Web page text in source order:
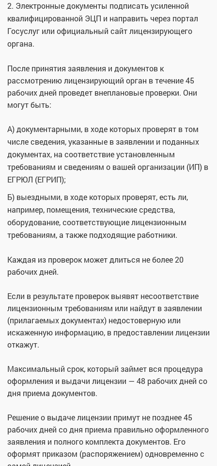
2. Электронные документы подписать усиленной
квалифицированной ЭЦП и направить через портал
Госуслуг или официальный сайт лицензирующего
органа.
После принятия заявления и документов к
рассмотрению лицензирующий орган в течение 45
рабочих дней проведет внеплановые проверки. Они
могут быть:
А) документарными, в ходе которых проверят в том
числе сведения, указанные в заявлении и поданных
документах, на соответствие установленным
требованиям и сведениям о вашей организации (ИП) в
ЕГРЮЛ (ЕГРИП);
Б) выездными, в ходе которых проверят, есть ли,
например, помещения, технические средства,
оборудование, соответствующие лицензионным
требованиям, а также подходящие работники.
Каждая из проверок может длиться не более 20
рабочих дней.
Если в результате проверок выявят несоответствие
лицензионным требованиям или найдут в заявлении
(прилагаемых документах) недостоверную или
искаженную информацию, в предоставлении лицензии
откажут.
Максимальный срок, который займет вся процедура
оформления и выдачи лицензии — 48 рабочих дней со
дня приема документов.
Решение о выдаче лицензии примут не позднее 45
рабочих дней со дня приема правильно оформленного
заявления и полного комплекта документов. Его
оформят приказом (распоряжением) одновременно с